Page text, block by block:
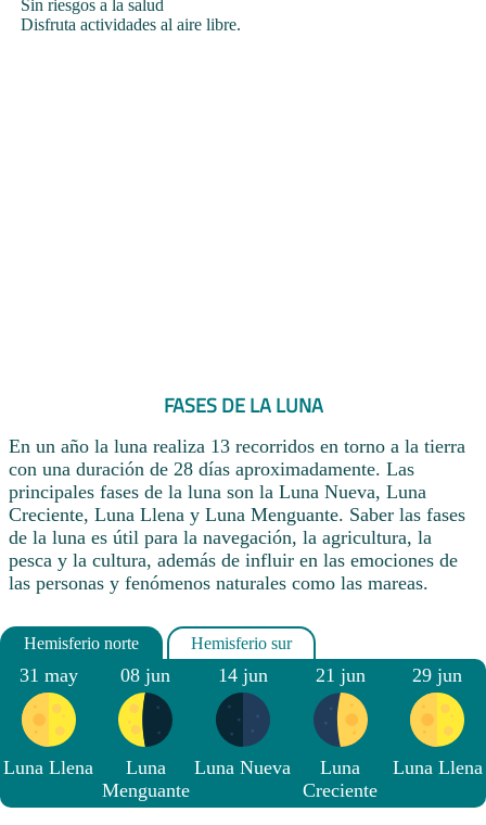
Sin riesgos a la salud
Disfruta actividades al aire libre.
FASES DE LA LUNA
En un año la luna realiza 13 recorridos en torno a la tierra
con una duración de 28 días aproximadamente. Las
principales fases de la luna son la Luna Nueva, Luna
Creciente, Luna Llena y Luna Menguante. Saber las fases
de la luna es útil para la navegación, la agricultura, la
pesca y la cultura, además de influir en las emociones de
las personas y fenómenos naturales como las mareas.
31 may
Luna Llena
08 jun
Luna
Menguante
14 jun
Luna Nueva
21 jun
Luna
Creciente
29 jun
Luna Llena